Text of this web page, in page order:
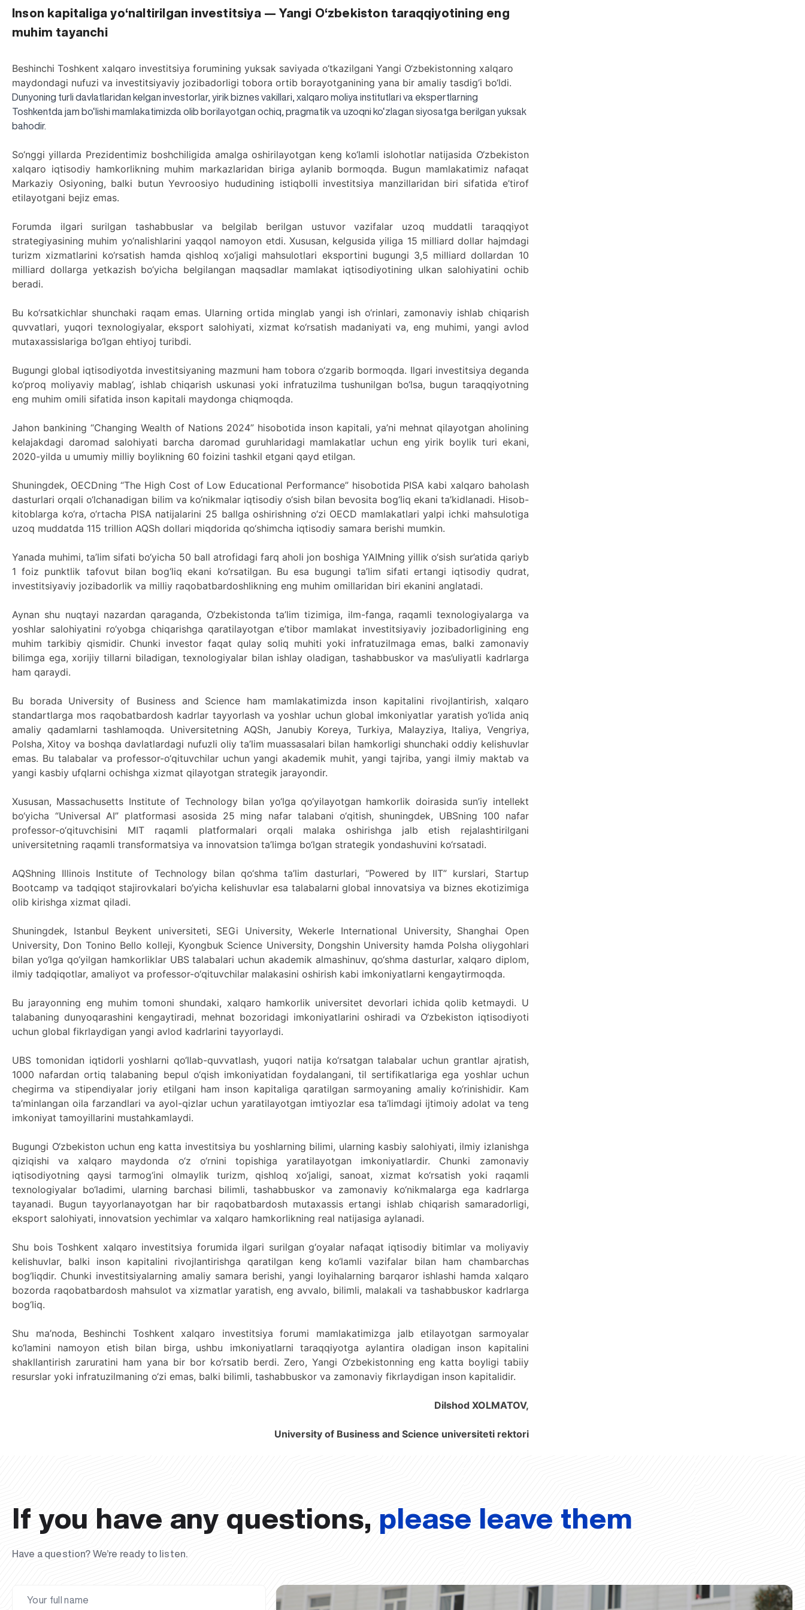
Inson kapitaliga yo‘naltirilgan investitsiya — Yangi O‘zbekiston taraqqiyotining eng
muhim tayanchi
Beshinchi Toshkent xalqaro investitsiya forumining yuksak saviyada o‘tkazilgani Yangi O‘zbekistonning xalqaro
maydondagi nufuzi va investitsiyaviy jozibadorligi tobora ortib borayotganining yana bir amaliy tasdig‘i bo‘ldi.
Dunyoning turli davlatlaridan kelgan investorlar, yirik biznes vakillari, xalqaro moliya institutlari va ekspertlarning
Toshkentda jam bo‘lishi mamlakatimizda olib borilayotgan ochiq, pragmatik va uzoqni ko‘zlagan siyosatga berilgan yuksak
bahodir.
So‘nggi yillarda Prezidentimiz boshchiligida amalga oshirilayotgan keng ko‘lamli islohotlar natijasida O‘zbekiston
xalqaro iqtisodiy hamkorlikning muhim markazlaridan biriga aylanib bormoqda. Bugun mamlakatimiz nafaqat
Markaziy Osiyoning, balki butun Yevroosiyo hududining istiqbolli investitsiya manzillaridan biri sifatida e’tirof
etilayotgani bejiz emas.
Forumda ilgari surilgan tashabbuslar va belgilab berilgan ustuvor vazifalar uzoq muddatli taraqqiyot
strategiyasining muhim yo‘nalishlarini yaqqol namoyon etdi. Xususan, kelgusida yiliga 15 milliard dollar hajmdagi
turizm xizmatlarini ko‘rsatish hamda qishloq xo‘jaligi mahsulotlari eksportini bugungi 3,5 milliard dollardan 10
milliard dollarga yetkazish bo‘yicha belgilangan maqsadlar mamlakat iqtisodiyotining ulkan salohiyatini ochib
beradi.
Bu ko‘rsatkichlar shunchaki raqam emas. Ularning ortida minglab yangi ish o‘rinlari, zamonaviy ishlab chiqarish
quvvatlari, yuqori texnologiyalar, eksport salohiyati, xizmat ko‘rsatish madaniyati va, eng muhimi, yangi avlod
mutaxassislariga bo‘lgan ehtiyoj turibdi.
Bugungi global iqtisodiyotda investitsiyaning mazmuni ham tobora o‘zgarib bormoqda. Ilgari investitsiya deganda
ko‘proq moliyaviy mablag‘, ishlab chiqarish uskunasi yoki infratuzilma tushunilgan bo‘lsa, bugun taraqqiyotning
eng muhim omili sifatida inson kapitali maydonga chiqmoqda.
Jahon bankining “Changing Wealth of Nations 2024” hisobotida inson kapitali, ya’ni mehnat qilayotgan aholining
kelajakdagi daromad salohiyati barcha daromad guruhlaridagi mamlakatlar uchun eng yirik boylik turi ekani,
2020-yilda u umumiy milliy boylikning 60 foizini tashkil etgani qayd etilgan.
Shuningdek, OECDning “The High Cost of Low Educational Performance” hisobotida PISA kabi xalqaro baholash
dasturlari orqali o‘lchanadigan bilim va ko‘nikmalar iqtisodiy o‘sish bilan bevosita bog‘liq ekani ta’kidlanadi. Hisob-
kitoblarga ko‘ra, o‘rtacha PISA natijalarini 25 ballga oshirishning o‘zi OECD mamlakatlari yalpi ichki mahsulotiga
uzoq muddatda 115 trillion AQSh dollari miqdorida qo‘shimcha iqtisodiy samara berishi mumkin.
Yanada muhimi, ta’lim sifati bo‘yicha 50 ball atrofidagi farq aholi jon boshiga YAIMning yillik o‘sish sur’atida qariyb
1 foiz punktlik tafovut bilan bog‘liq ekani ko‘rsatilgan. Bu esa bugungi ta’lim sifati ertangi iqtisodiy qudrat,
investitsiyaviy jozibadorlik va milliy raqobatbardoshlikning eng muhim omillaridan biri ekanini anglatadi.
Aynan shu nuqtayi nazardan qaraganda, O‘zbekistonda ta’lim tizimiga, ilm-fanga, raqamli texnologiyalarga va
yoshlar salohiyatini ro‘yobga chiqarishga qaratilayotgan e’tibor mamlakat investitsiyaviy jozibadorligining eng
muhim tarkibiy qismidir. Chunki investor faqat qulay soliq muhiti yoki infratuzilmaga emas, balki zamonaviy
bilimga ega, xorijiy tillarni biladigan, texnologiyalar bilan ishlay oladigan, tashabbuskor va mas’uliyatli kadrlarga
ham qaraydi.
Bu borada University of Business and Science ham mamlakatimizda inson kapitalini rivojlantirish, xalqaro
standartlarga mos raqobatbardosh kadrlar tayyorlash va yoshlar uchun global imkoniyatlar yaratish yo‘lida aniq
amaliy qadamlarni tashlamoqda. Universitetning AQSh, Janubiy Koreya, Turkiya, Malayziya, Italiya, Vengriya,
Polsha, Xitoy va boshqa davlatlardagi nufuzli oliy ta’lim muassasalari bilan hamkorligi shunchaki oddiy kelishuvlar
emas. Bu talabalar va professor-o‘qituvchilar uchun yangi akademik muhit, yangi tajriba, yangi ilmiy maktab va
yangi kasbiy ufqlarni ochishga xizmat qilayotgan strategik jarayondir.
Xususan, Massachusetts Institute of Technology bilan yo‘lga qo‘yilayotgan hamkorlik doirasida sun’iy intellekt
bo‘yicha “Universal AI” platformasi asosida 25 ming nafar talabani o‘qitish, shuningdek, UBSning 100 nafar
professor-o‘qituvchisini MIT raqamli platformalari orqali malaka oshirishga jalb etish rejalashtirilgani
universitetning raqamli transformatsiya va innovatsion ta’limga bo‘lgan strategik yondashuvini ko‘rsatadi.
AQShning Illinois Institute of Technology bilan qo‘shma ta’lim dasturlari, “Powered by IIT” kurslari, Startup
Bootcamp va tadqiqot stajirovkalari bo‘yicha kelishuvlar esa talabalarni global innovatsiya va biznes ekotizimiga
olib kirishga xizmat qiladi.
Shuningdek, Istanbul Beykent universiteti, SEGi University, Wekerle International University, Shanghai Open
University, Don Tonino Bello kolleji, Kyongbuk Science University, Dongshin University hamda Polsha oliygohlari
bilan yo‘lga qo‘yilgan hamkorliklar UBS talabalari uchun akademik almashinuv, qo‘shma dasturlar, xalqaro diplom,
ilmiy tadqiqotlar, amaliyot va professor-o‘qituvchilar malakasini oshirish kabi imkoniyatlarni kengaytirmoqda.
Bu jarayonning eng muhim tomoni shundaki, xalqaro hamkorlik universitet devorlari ichida qolib ketmaydi. U
talabaning dunyoqarashini kengaytiradi, mehnat bozoridagi imkoniyatlarini oshiradi va O‘zbekiston iqtisodiyoti
uchun global fikrlaydigan yangi avlod kadrlarini tayyorlaydi.
UBS tomonidan iqtidorli yoshlarni qo‘llab-quvvatlash, yuqori natija ko‘rsatgan talabalar uchun grantlar ajratish,
1000 nafardan ortiq talabaning bepul o‘qish imkoniyatidan foydalangani, til sertifikatlariga ega yoshlar uchun
chegirma va stipendiyalar joriy etilgani ham inson kapitaliga qaratilgan sarmoyaning amaliy ko‘rinishidir. Kam
ta’minlangan oila farzandlari va ayol-qizlar uchun yaratilayotgan imtiyozlar esa ta’limdagi ijtimoiy adolat va teng
imkoniyat tamoyillarini mustahkamlaydi.
Bugungi O‘zbekiston uchun eng katta investitsiya bu yoshlarning bilimi, ularning kasbiy salohiyati, ilmiy izlanishga
qiziqishi va xalqaro maydonda o‘z o‘rnini topishiga yaratilayotgan imkoniyatlardir. Chunki zamonaviy
iqtisodiyotning qaysi tarmog‘ini olmaylik turizm, qishloq xo‘jaligi, sanoat, xizmat ko‘rsatish yoki raqamli
texnologiyalar bo‘ladimi, ularning barchasi bilimli, tashabbuskor va zamonaviy ko‘nikmalarga ega kadrlarga
tayanadi. Bugun tayyorlanayotgan har bir raqobatbardosh mutaxassis ertangi ishlab chiqarish samaradorligi,
eksport salohiyati, innovatsion yechimlar va xalqaro hamkorlikning real natijasiga aylanadi.
Shu bois Toshkent xalqaro investitsiya forumida ilgari surilgan g‘oyalar nafaqat iqtisodiy bitimlar va moliyaviy
kelishuvlar, balki inson kapitalini rivojlantirishga qaratilgan keng ko‘lamli vazifalar bilan ham chambarchas
bog‘liqdir. Chunki investitsiyalarning amaliy samara berishi, yangi loyihalarning barqaror ishlashi hamda xalqaro
bozorda raqobatbardosh mahsulot va xizmatlar yaratish, eng avvalo, bilimli, malakali va tashabbuskor kadrlarga
bog‘liq.
Shu ma’noda, Beshinchi Toshkent xalqaro investitsiya forumi mamlakatimizga jalb etilayotgan sarmoyalar
ko‘lamini namoyon etish bilan birga, ushbu imkoniyatlarni taraqqiyotga aylantira oladigan inson kapitalini
shakllantirish zaruratini ham yana bir bor ko‘rsatib berdi. Zero, Yangi O‘zbekistonning eng katta boyligi tabiiy
resurslar yoki infratuzilmaning o‘zi emas, balki bilimli, tashabbuskor va zamonaviy fikrlaydigan inson kapitalidir.
Dilshod XOLMATOV,
University of Business and Science universiteti rektori
If you have any questions, please leave them
Have a question? We’re ready to listen.